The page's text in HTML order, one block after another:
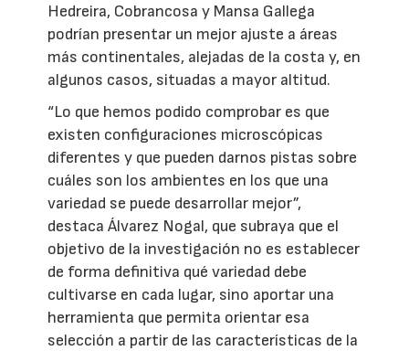
Hedreira, Cobrancosa y Mansa Gallega
podrían presentar un mejor ajuste a áreas
más continentales, alejadas de la costa y, en
algunos casos, situadas a mayor altitud.
“Lo que hemos podido comprobar es que
existen configuraciones microscópicas
diferentes y que pueden darnos pistas sobre
cuáles son los ambientes en los que una
variedad se puede desarrollar mejor”,
destaca Álvarez Nogal, que subraya que el
objetivo de la investigación no es establecer
de forma definitiva qué variedad debe
cultivarse en cada lugar, sino aportar una
herramienta que permita orientar esa
selección a partir de las características de la